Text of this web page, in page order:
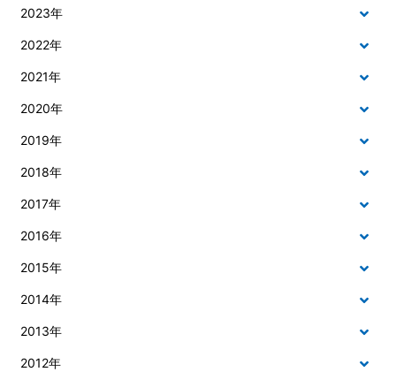
2023年
2022年
2021年
2020年
2019年
2018年
2017年
2016年
2015年
2014年
2013年
2012年